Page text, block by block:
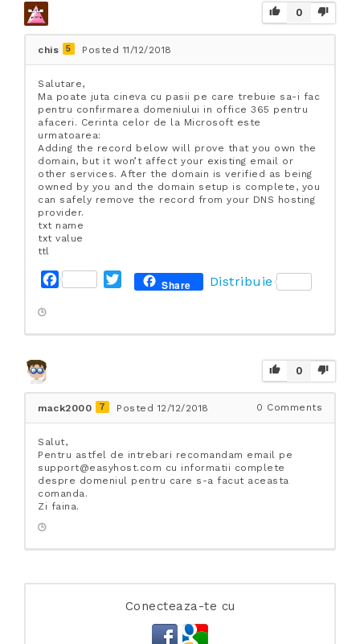
0
chis 5 Posted 11/12/2018
Salutare,
Ma poate juta cineva cu pasii pe care trebuie sa-i fac
pentru confirmarea domeniului in office 365 pentru
afaceri. Cerinta celor de la Microsoft este
urmatoarea:
Adding the record below will prove that you own the
domain, but it won’t affect your existing email or
other services. After the domain is verified as being
owned by you and the domain setup is complete, you
can safely remove the record from your DNS hosting
provider.
txt name
txt value
ttl
F
e
k
t
Share Distribuie
0
mack2000 7 Posted 12/12/2018 0 Comments
Salut,
Pentru astfel de intrebari recomandam email pe
support@easyhost.com cu informatii complete
despre domeniul pentru care s-a facut aceasta
comanda.
Zi faina.
Conecteaza-te cu